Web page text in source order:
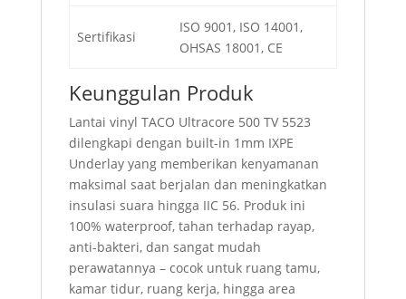
Sertifikasi
ISO 9001, ISO 14001,
OHSAS 18001, CE
Keunggulan Produk
Lantai vinyl TACO Ultracore 500 TV 5523
dilengkapi dengan built-in 1mm IXPE
Underlay yang memberikan kenyamanan
maksimal saat berjalan dan meningkatkan
insulasi suara hingga IIC 56. Produk ini
100% waterproof, tahan terhadap rayap,
anti-bakteri, dan sangat mudah
perawatannya – cocok untuk ruang tamu,
kamar tidur, ruang kerja, hingga area